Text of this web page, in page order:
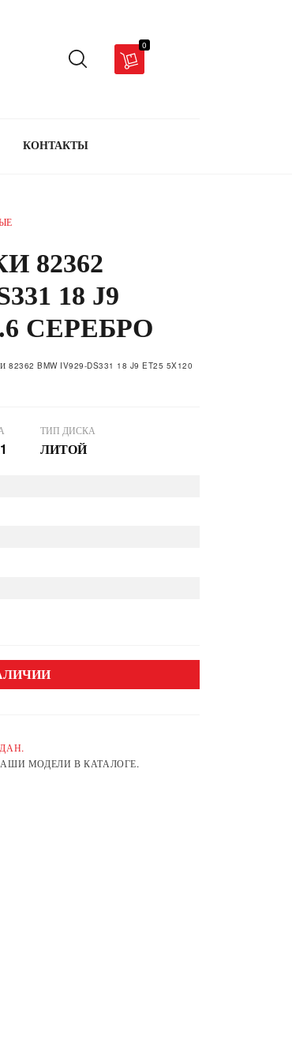
0
КОНТАКТЫ
82362
18 J9
СЕРЕБРО
BMW IV929-DS331 18 J9 ET25 5X120
ТИП ДИСКА
ЛИТОЙ
МОДЕЛИ В КАТАЛОГЕ.